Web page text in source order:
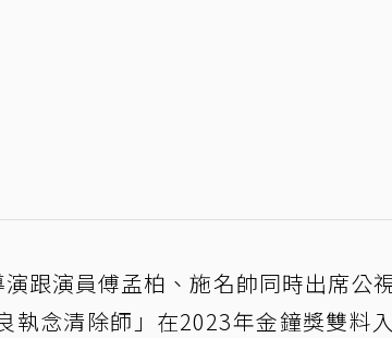
跟演員傅孟柏、施名帥同時出席公
念清除師」在2023年金鐘獎雙料